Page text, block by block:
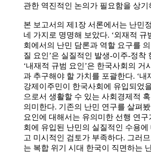
관한 역진적인 논의가 필요함을 상기
본 보고서의 제1장 서론에서는 난민
네 가지로 명명해 보았다. ‘외재적 규
회에서의 난민 담론과 역할 요구를
질 요인’은 실질적인 발생-이주-정착
‘내재적 규범 요인’은 한국사회의 거
과 추구해야 할 가치를 포괄한다. ‘내
강제이주민이 한국사회에 유입되었
으로서 생활할 수 있는 사회경제적
의미한다. 기존의 난민 연구를 살펴
요인에 대해서는 유의미한 선행 연
회에 유입된 난민의 실질적인 수용에
고 미시적인 검토가 부족하다. 그러
는 복합 위기 시대 한국이 직면하는